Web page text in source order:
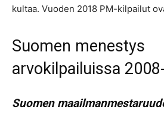
kultaa. Vuoden 2018 PM-kilpailut
Suomen menestys
arvokilpailuissa
Suomen